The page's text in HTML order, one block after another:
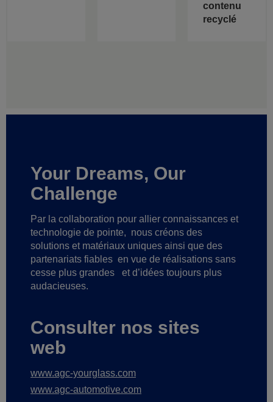
contenu
recyclé
Your Dreams, Our
Challenge
Par la collaboration pour allier connaissances et
technologie de pointe, nous créons des
solutions et matériaux uniques ainsi que des
partenariats fiables en vue de réalisations sans
cesse plus grandes
et d’idées toujours plus
audacieuses.
Consulter nos sites
web
www.agc-yourglass.com
www.agc-automotive.com